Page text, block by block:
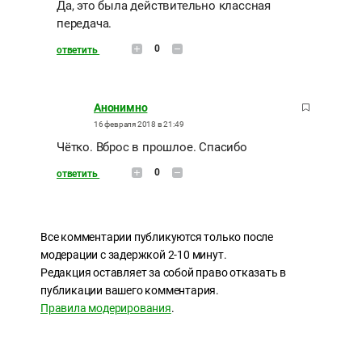
Да, это была действительно классная
передача.
ответить 0
Анонимно
16 февраля 2018 в 21:49
Чётко. Вброс в прошлое. Спасибо
ответить 0
Все комментарии публикуются только после
модерации с задержкой 2-10 минут.
Редакция оставляет за собой право отказать в
публикации вашего комментария.
Правила модерирования.